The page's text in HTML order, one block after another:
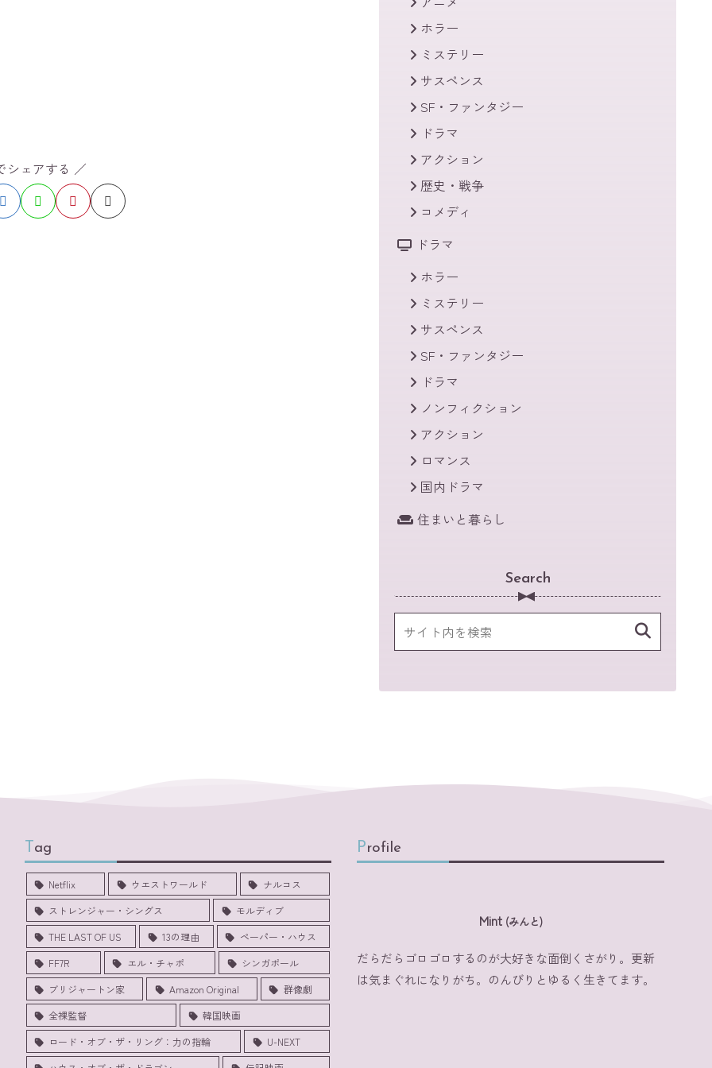
シェアする ／
ホラー
ミステリー
サスペンス
SF・ファンタジー
ドラマ
アクション
歴史・戦争
コメディ
ドラマ
ホラー
ミステリー
サスペンス
SF・ファンタジー
ドラマ
ノンフィクション
アクション
ロマンス
国内ドラマ
住まいと暮らし
Search
Tag
Netflix ウエストワールド
ナルコス
ストレンジャー・シングス
モルディブ
THE LAST OF US
13の理由
ペーパー・ハウス
FF7R
エル・チャポ
シンガポール
ブリジャートン家
Amazon Original
群像劇
全裸監督
韓国映画
ロード・オブ・ザ・リング：力の指輪
U-NEXT
Profile
Mint (みんと)
だらだらゴロゴロするのが大好きな面倒くさがり。更新
は気まぐれになりがち。のんびりとゆるく生きてます。